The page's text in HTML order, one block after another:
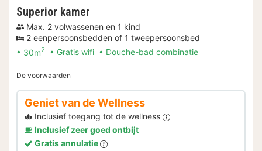
Superior kamer
Max. 2 volwassenen en 1 kind
2 eenpersoonsbedden of 1 tweepersoonsbed
30m2 Gratis wifi Douche-bad combinatie
De voorwaarden
Geniet van de Wellness
Inclusief toegang tot de wellness
Inclusief zeer goed ontbijt
Gratis annulatie